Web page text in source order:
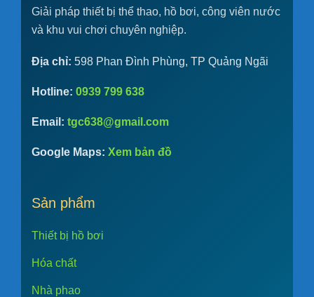
Giải pháp thiết bị thể thao, hồ bơi, công viên nước
và khu vui chơi chuyên nghiệp.
Địa chỉ: 598 Phan Đình Phùng, TP Quảng Ngãi
Hotline: 0939 799 638
Email: tgc638@gmail.com
Google Maps: Xem bản đồ
Sản phẩm
Thiết bị hồ bơi
Hóa chất
Nhà phao